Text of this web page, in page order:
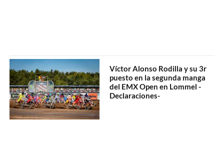
Víctor Alonso Rodilla y su 3r
puesto en la segunda manga
del EMX Open en Lommel -
Declaraciones-